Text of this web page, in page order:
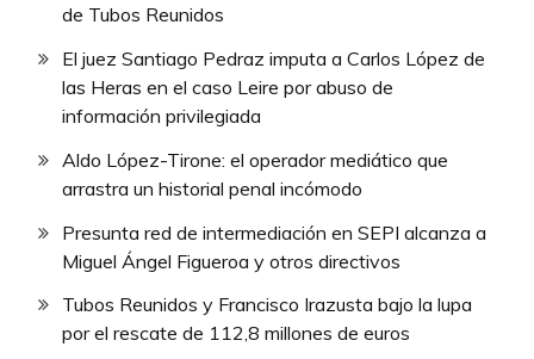
de Tubos Reunidos
El juez Santiago Pedraz imputa a Carlos López de
las Heras en el caso Leire por abuso de
información privilegiada
Aldo López-Tirone: el operador mediático que
arrastra un historial penal incómodo
Presunta red de intermediación en SEPI alcanza a
Miguel Ángel Figueroa y otros directivos
Tubos Reunidos y Francisco Irazusta bajo la lupa
por el rescate de 112,8 millones de euros